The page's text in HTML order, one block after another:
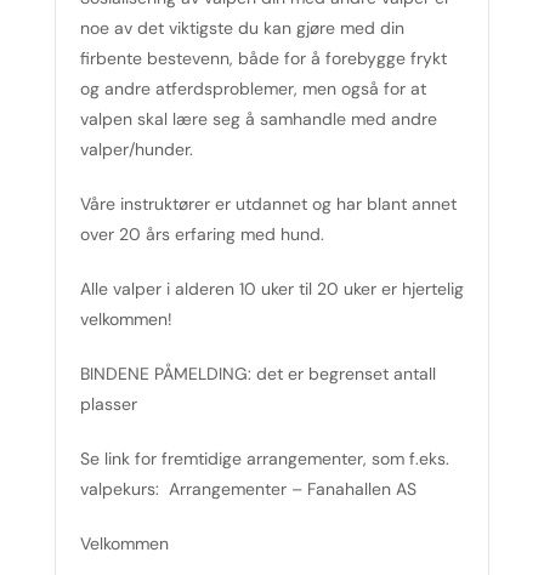
noe av det viktigste du kan gjøre med din
firbente bestevenn, både for å forebygge frykt
og andre atferdsproblemer, men også for at
valpen skal lære seg å samhandle med andre
valper/hunder.
Våre instruktører er utdannet og har blant annet
over 20 års erfaring med hund.
Alle valper i alderen 10 uker til 20 uker er hjertelig
velkommen!
BINDENE PÅMELDING: det er begrenset antall
plasser
Se link for fremtidige arrangementer, som f.eks.
valpekurs: Arrangementer – Fanahallen AS
Velkommen